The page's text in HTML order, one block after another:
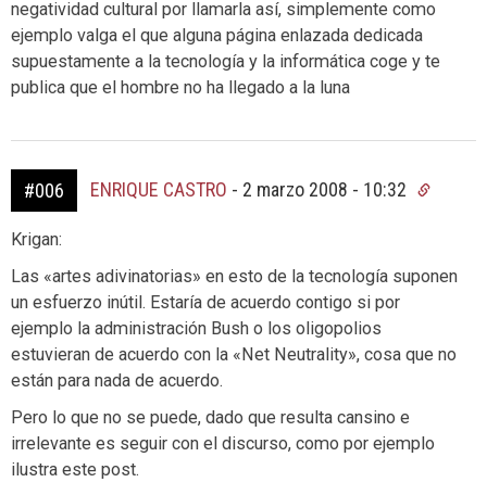
negatividad cultural por llamarla así, simplemente como
ejemplo valga el que alguna página enlazada dedicada
supuestamente a la tecnología y la informática coge y te
publica que el hombre no ha llegado a la luna
#006 ENRIQUE CASTRO - 2 marzo 2008 - 10:32
Krigan:
Las «artes adivinatorias» en esto de la tecnología suponen
un esfuerzo inútil. Estaría de acuerdo contigo si por
ejemplo la administración Bush o los oligopolios
estuvieran de acuerdo con la «Net Neutrality», cosa que no
están para nada de acuerdo.
Pero lo que no se puede, dado que resulta cansino e
irrelevante es seguir con el discurso, como por ejemplo
ilustra este post.